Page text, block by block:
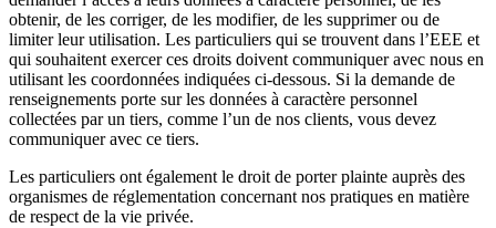
obtenir, de les corriger, de les modifier, de les supprimer ou de
limiter leur utilisation. Les particuliers qui se trouvent dans l’EEE et
qui souhaitent exercer ces droits doivent communiquer avec nous en
utilisant les coordonnées indiquées ci-dessous. Si la demande de
renseignements porte sur les données à caractère personnel
collectées par un tiers, comme l’un de nos clients, vous devez
communiquer avec ce tiers.
Les particuliers ont également le droit de porter plainte auprès des
organismes de réglementation concernant nos pratiques en matière
de respect de la vie privée.